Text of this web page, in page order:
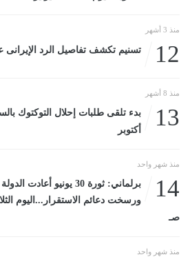
منذ 3 أشهر
12 تسنيم تكشف تفاصيل الرد
منذ 8 أشهر
13
أكتوبر
منذ شهر واحد
14
برلماني: ثورة 30 يونيو
صـ
منذ شهر واحد